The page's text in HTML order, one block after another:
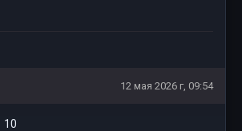
12 мая 2026 г, 09:54
10